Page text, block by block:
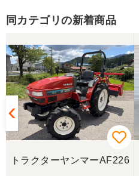
感謝致しております。
ーカーのサービス工場
で、これから活躍して
整備費用が嵩んでしま
農機という事で致し方
茨城県／こうちゃん
迅速な対応、丁寧な応
した、感謝しています
同カテゴリの新着商品
トラクターヤンマーAF226